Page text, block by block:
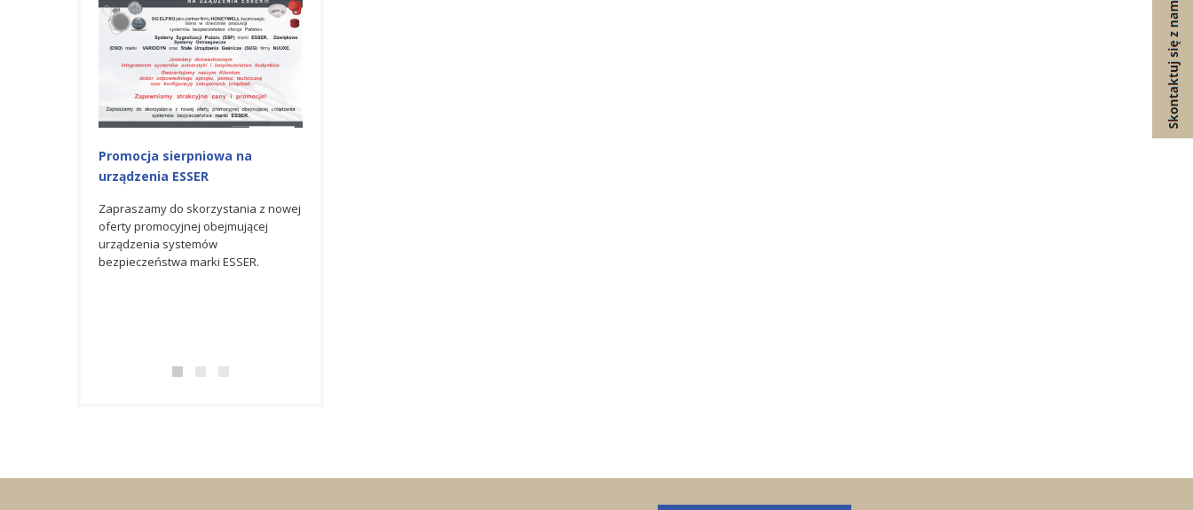
Promocja na urządzenia ESSER
Zapraszamy do skorzystania z
czerwcowej oferty promocyjnej
obejmującej urządzenia systemów
bezpieczeństwa marki ESSER.